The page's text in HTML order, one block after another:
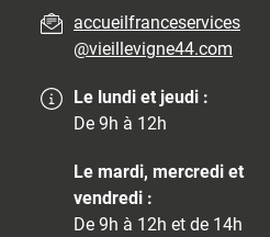
accueilfranceservices
@vieillevigne44.com
Le lundi et jeudi :
De 9h à 12h
Le mardi, mercredi et
vendredi :
De 9h à 12h et de 14h